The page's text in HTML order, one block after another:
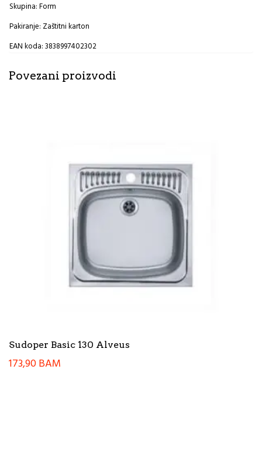
Skupina: Form
Pakiranje: Zaštitni karton
EAN koda: 3838997402302
Povezani proizvodi
Sudoper Basic 130 Alveus
173,90BAM